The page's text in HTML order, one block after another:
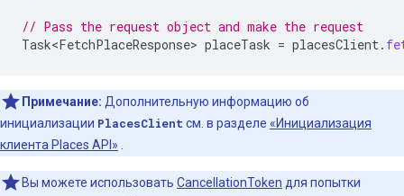
// Pass the request object and make the request
Task<FetchPlaceResponse> placeTask = placesClient.
Примечание: Дополнительную информацию об
инициализации PlacesClient см. в разделе «Инициализация
клиента Places API»
Вы можете использовать CancellationToken для попытки